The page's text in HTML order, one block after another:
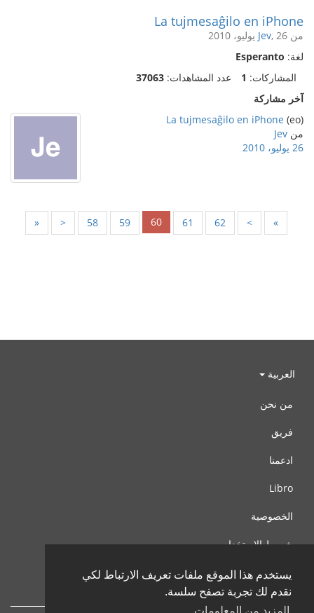
يستخدم هذا الموقع ملفات تعريف الارتباط لكي
نقدم لك تجربة تصفح سلسة.
La tujmesaĝilo en iPhone
من Jev, 26 يوليو، 2010
لغة: Esperanto
المشاركات: 1 عدد المشاهدات: 37063
آخر مشاركة
(eo)
La tujmesaĝilo en iPhone
من Jev
26 يوليو، 2010
« < 58 59 60 61 62 > »
العربية
من نحن
فريق
ادعمنا
Libro
الخصوصية
شروط الإستخدام
اتصل بنا